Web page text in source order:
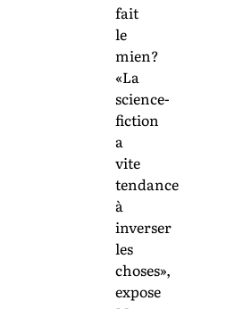
fait
le
mien?
«La
science-
fiction
a
vite
tendance
à
inverser
les
choses»,
expose